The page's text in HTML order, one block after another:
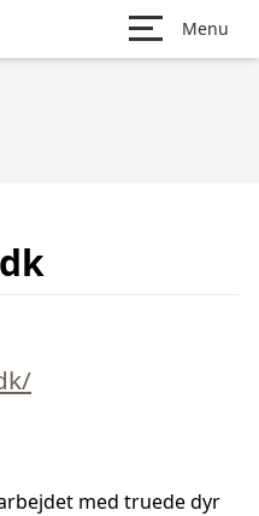
Menu
med truede dyr